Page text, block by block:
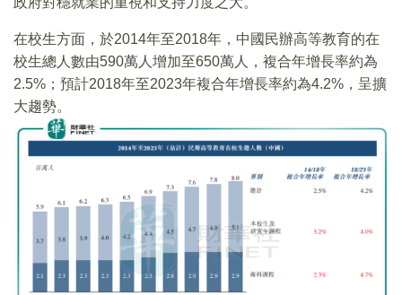
在校生方面，於2014年至2018年，中國民辦高等教育的在
校生總人數由590萬人增加至650萬人，複合年增長率約為
2.5%；預計2018年至2023年複合年增長率約為4.2%，呈擴
大趨勢。